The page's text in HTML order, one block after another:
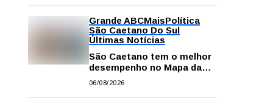
Grande ABCMaisPolítica
São Caetano Do Sul
Últimas Notícias
São Caetano tem o melhor
desempenho no Mapa da
Desigualdade da Grande SP
06/08/2026